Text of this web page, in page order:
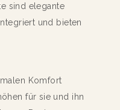
sind elegante
und bieten
Komfort
für sie und ihn